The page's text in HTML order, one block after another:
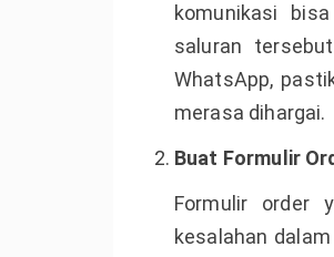
komunikasi
saluran
WhatsApp,
merasa dihargai.
Buat Formulir
Formulir order
kesalahan